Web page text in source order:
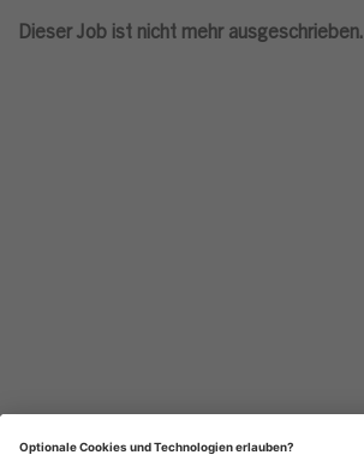
Dieser Job ist nicht mehr ausgeschrieben.